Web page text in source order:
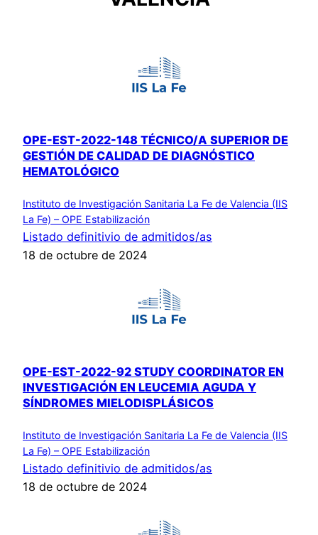
OPE-EST-2022-148 TÉCNICO/A SUPERIOR DE
GESTIÓN DE CALIDAD DE DIAGNÓSTICO
HEMATOLÓGICO
Instituto de Investigación Sanitaria La Fe de Valencia (IIS
La Fe) – OPE Estabilización
Listado definitivio de admitidos/as
18 de octubre de 2024
OPE-EST-2022-92 STUDY COORDINATOR EN
INVESTIGACIÓN EN LEUCEMIA AGUDA Y
SÍNDROMES MIELODISPLÁSICOS
Instituto de Investigación Sanitaria La Fe de Valencia (IIS
La Fe) – OPE Estabilización
Listado definitivio de admitidos/as
18 de octubre de 2024